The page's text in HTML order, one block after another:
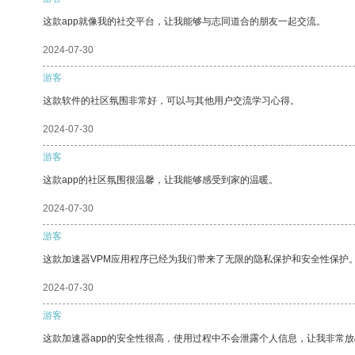
这款app就像我的社交平台，让我能够与志同道合的朋友一起交流。
2024-07-30
游客
这款软件的社区氛围非常好，可以与其他用户交流学习心得。
2024-07-30
游客
这款app的社区氛围很温馨，让我能够感受到家的温暖。
2024-07-30
游客
这款加速器VPM应用程序已经为我们带来了无限的隐私保护和安全性保护
2024-07-30
游客
这款加速器app的安全性很高，使用过程中不会泄露个人信息，让我非常